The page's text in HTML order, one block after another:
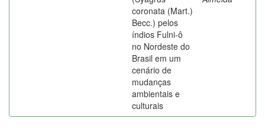
coronata (Mart.)
Becc.) pelos
índios Fulni-ô
no Nordeste do
Brasil em um
cenário de
mudanças
ambientais e
culturais